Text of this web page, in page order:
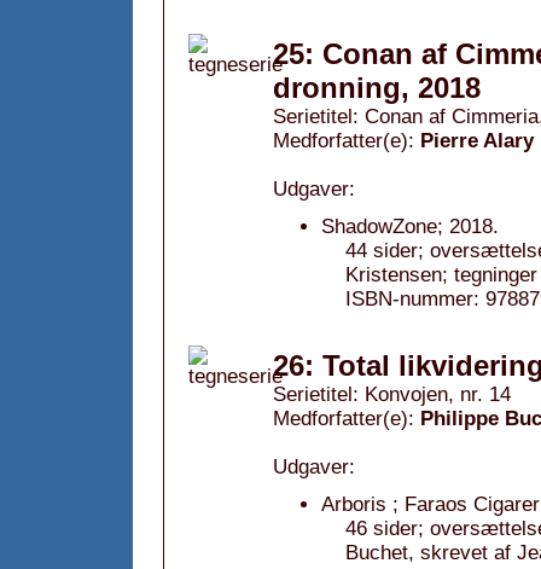
25: Conan af
dronning, 2018
Serietitel: Conan af
Medforfatter(e): Pierre Alary
Udgaver:
ShadowZone; 2018.
44 sider;
Kristensen;
ISBN-nummer:
26: Total
Serietitel: Konvojen, nr. 14
Medforfatter(e): Philippe
Udgaver:
Arboris ; Faraos
46 sider;
Buchet, skrevet af